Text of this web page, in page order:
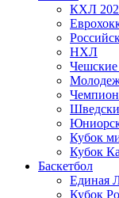
КХЛ
НХЛ
Кубок
Кубок
Баскетбол
Единая
Кубок